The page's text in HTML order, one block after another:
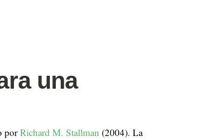
una
porRichard M. Stallman (2004). La